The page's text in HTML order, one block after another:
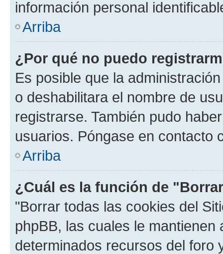
información personal
Arriba
¿Por qué no puedo
Es posible que la
o deshabilitara el nombre de
registrarse. También pudo
usuarios. Póngase en contacto
Arriba
¿Cuál es la función de
"Borrar todas las cookies del
phpBB, las cuales le
determinados recursos del foro